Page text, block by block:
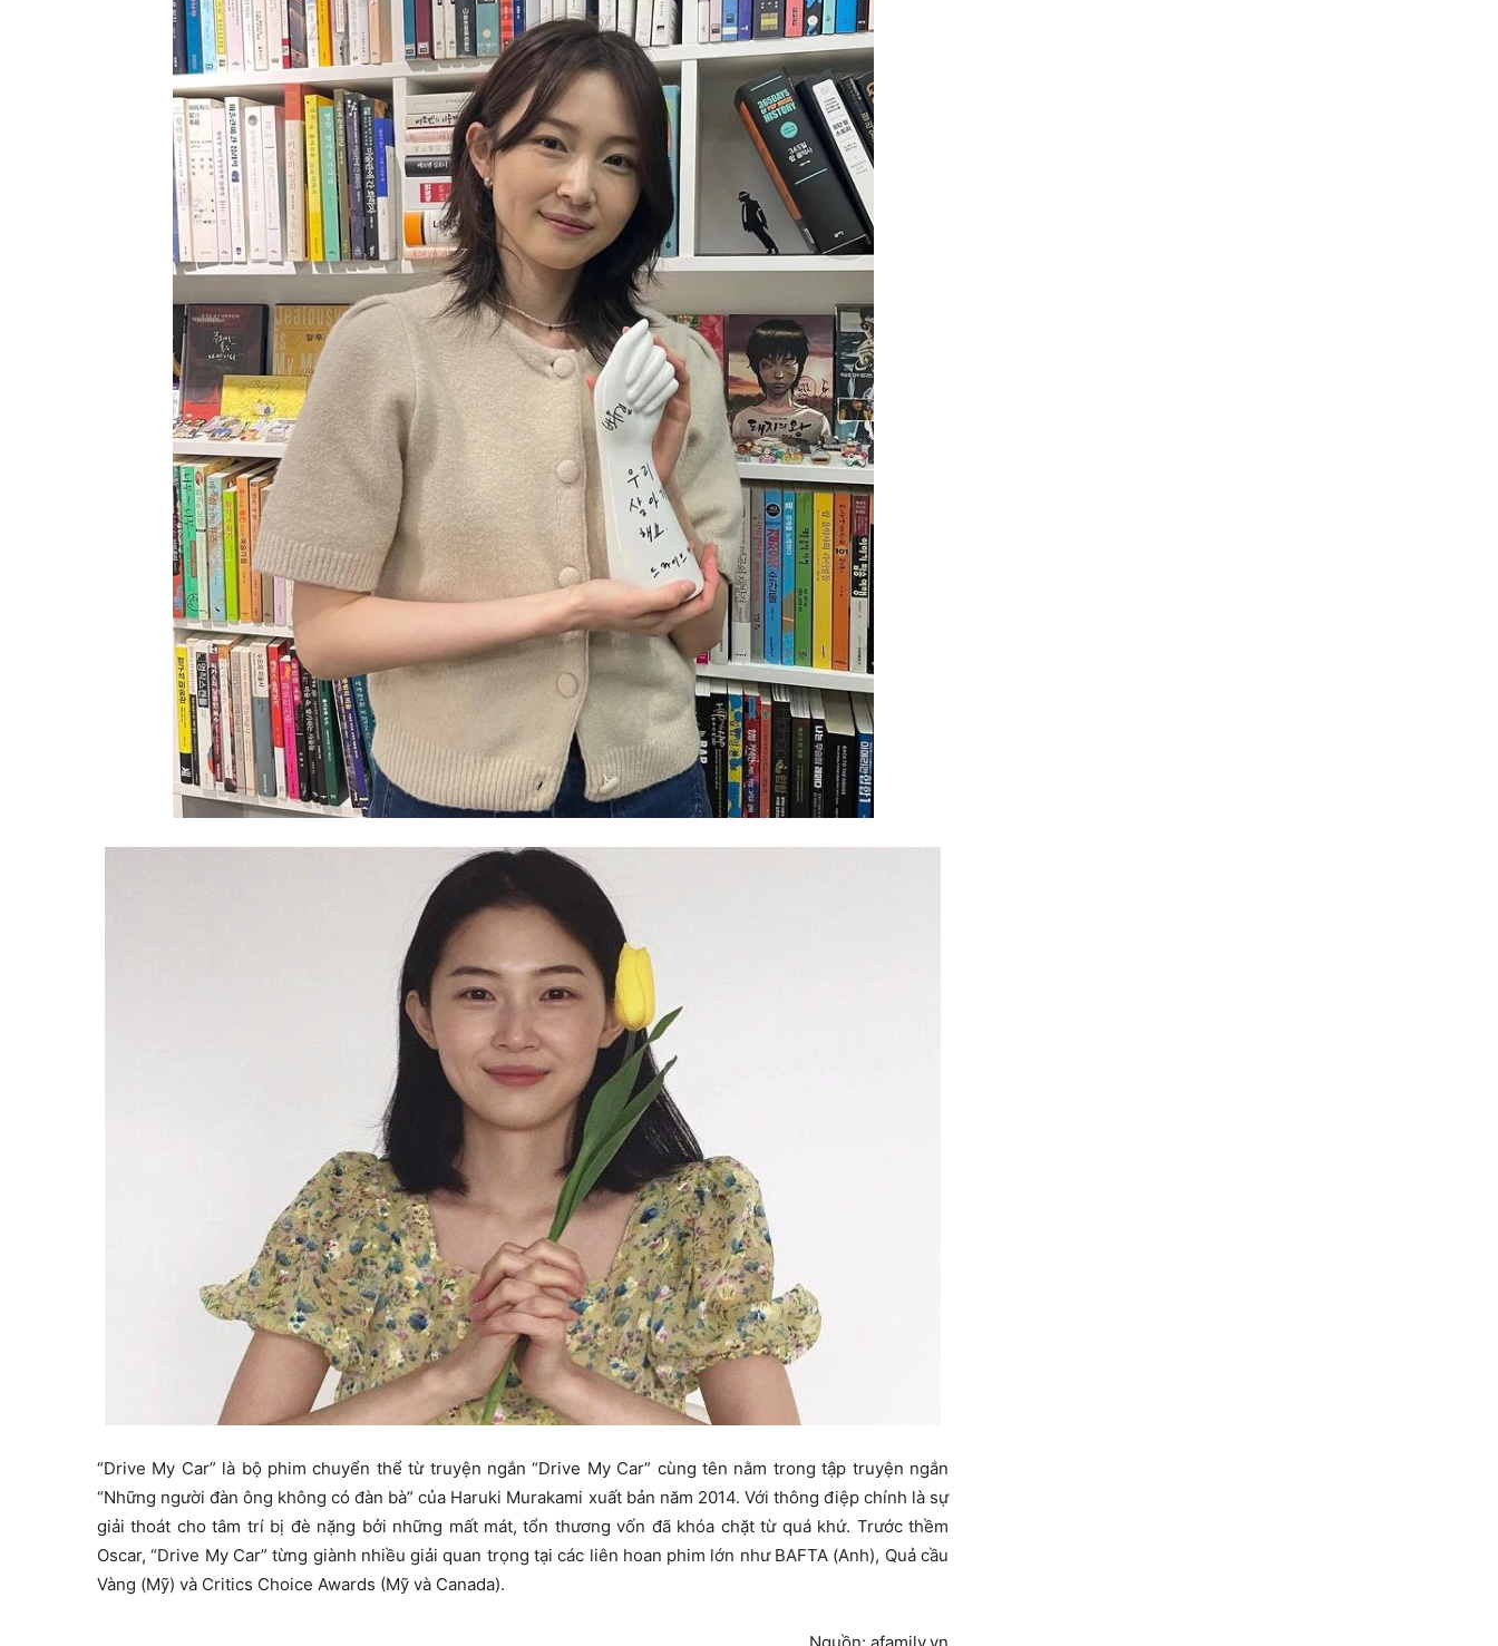
“Drive My Car” là bộ phim chuyển thể từ truyện ngắn “Drive My Car” cùng tên nằm trong tập truyện ngắn
“Những người đàn ông không có đàn bà” của Haruki Murakami xuất bản năm 2014. Với thông điệp chính là sự
giải thoát cho tâm trí bị đè nặng bởi những mất mát, tổn thương vốn đã khóa chặt từ quá khứ. Trước thềm
Oscar, “Drive My Car” từng giành nhiều giải quan trọng tại các liên hoan phim lớn như BAFTA (Anh), Quả cầu
Vàng (Mỹ) và Critics Choice Awards (Mỹ và Canada).